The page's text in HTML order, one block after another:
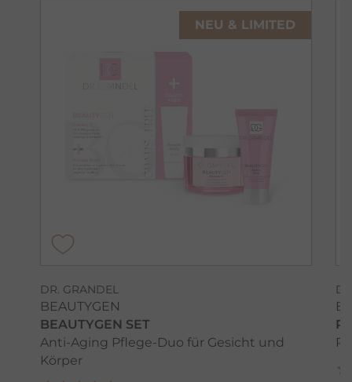
NEU & LIMITED
DR. GRANDEL
BEAUTYGEN
BEAUTYGEN SET
Anti-Aging Pflege-Duo für Gesicht und
Körper